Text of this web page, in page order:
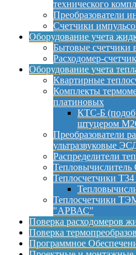
технического
Преобразователи
Счетчики
Оборудование учета
Бытовые счетчики
Расходомер-
Оборудование учета
Квартирные
Комплекты
платиновых
КТС-Б
штуцером
Преобразователи
ультразвуковые
Распределители
Теплосчетчики
Теплосчетчики
"АРВАС"
Поверка расходомеров
Поверка
Программное